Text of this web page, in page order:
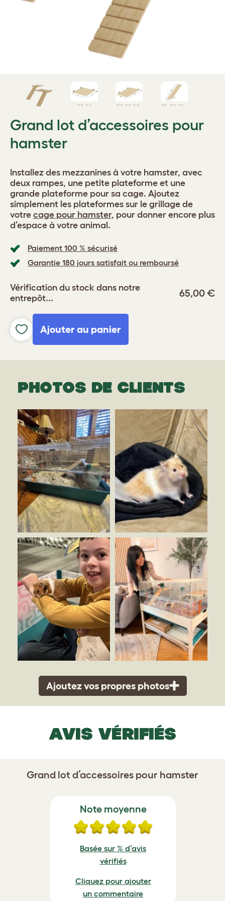
Grand lot d’accessoires pour
hamster
Paiement 100 % sécurisé
Garantie 180 jours satisfait ou remboursé
Vérification du stock dans notre
entrepôt...
65,00 €
Ajouter au panier
Installez des mezzanines à votre hamster, avec
deux rampes, une petite plateforme et une
grande plateforme pour sa cage. Ajoutez
simplement les plateformes sur le grillage de
votre cage pour hamster, pour donner encore plus
d’espace à votre animal.
PHOTOS DE CLIENTS
Ajoutez vos propres photos
AVIS VÉRIFIÉS
Grand lot d’accessoires pour hamster
Note moyenne
Basée sur % d’avis
vérifiés
Cliquez pour ajouter
un commentaire